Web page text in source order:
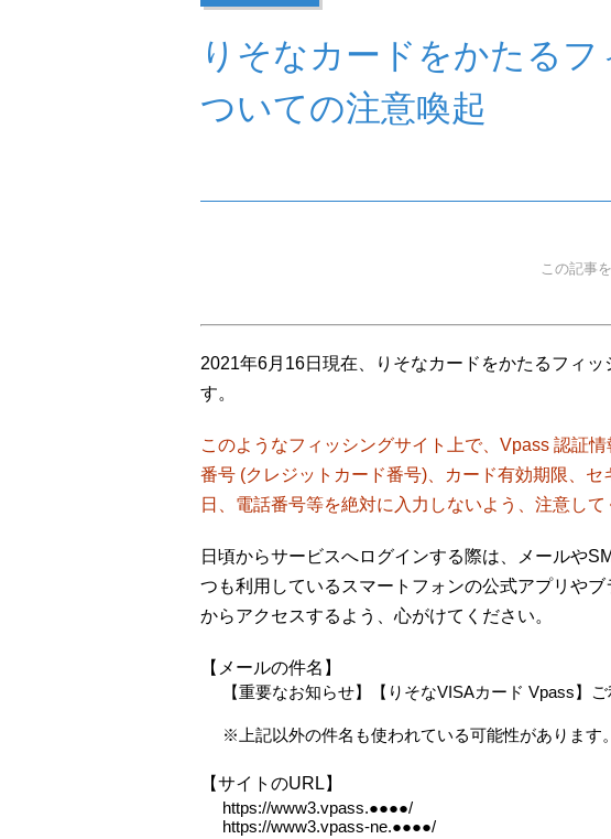
りそなカードをかたる
ついての注意喚起
この記事
2021年6月16日現在、りそなカードをかたるフィッ
す。
このようなフィッシングサイト上で、Vpass 認証
番号 (クレジットカード番号)、カード有効期限、セ
日、電話番号等を絶対に入力しないよう、注意して
日頃からサービスへログインする際は、メールや
つも利用しているスマートフォンの公式アプリや
からアクセスするよう、心がけてください。
【メールの件名】
【重要なお知らせ】【りそなVISAカード Vpass】
※上記以外の件名も使われている可能性があります。
【サイトのURL】
https://www3.vpass.●●●●/
https://www3.vpass-ne.●●●●/